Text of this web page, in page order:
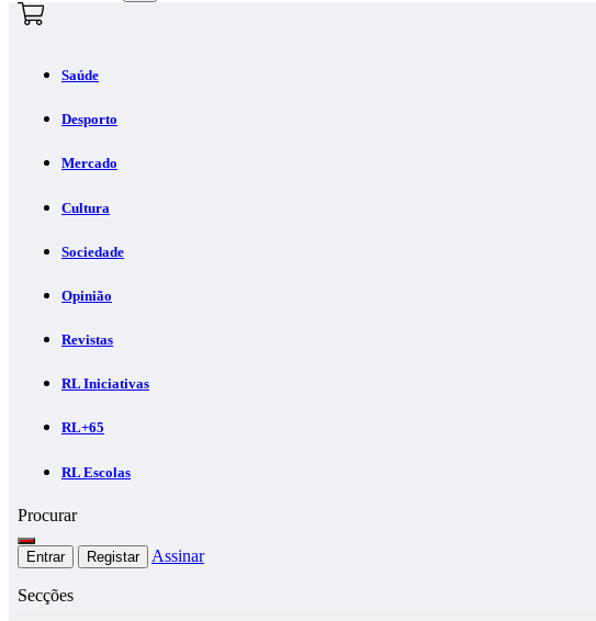
Saúde
Desporto
Mercado
Cultura
Sociedade
Opinião
Revistas
RL Iniciativas
RL+65
RL Escolas
Procurar
Entrar Registar Assinar
Secções